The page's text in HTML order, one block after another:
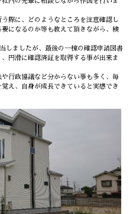
際に、どのようなところを注意確認し
になるのか等も教えて頂きながら、検
しましたが、最後の一棟の確認申請図書
円滑に確認済証を取得する事が出来ま
行政協議など分からない事も多く、毎
え、自身が成長できていると実感でき